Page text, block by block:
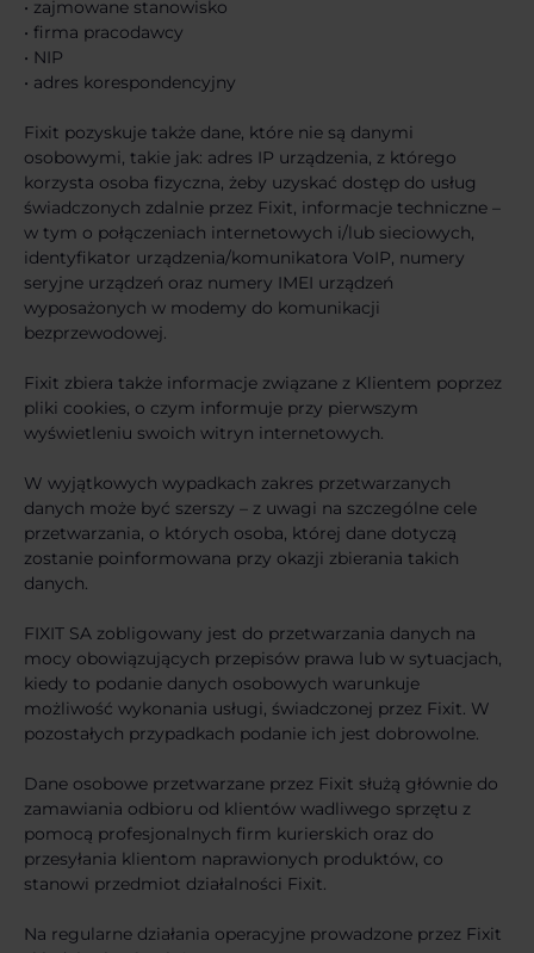
• zajmowane stanowisko
• firma pracodawcy
• NIP
• adres korespondencyjny
Fixit pozyskuje także dane, które nie są danymi
osobowymi, takie jak: adres IP urządzenia, z którego
korzysta osoba fizyczna, żeby uzyskać dostęp do usług
świadczonych zdalnie przez Fixit, informacje techniczne –
w tym o połączeniach internetowych i/lub sieciowych,
identyfikator urządzenia/komunikatora VoIP, numery
seryjne urządzeń oraz numery IMEI urządzeń
wyposażonych w modemy do komunikacji
bezprzewodowej.
Fixit zbiera także informacje związane z Klientem poprzez
pliki cookies, o czym informuje przy pierwszym
wyświetleniu swoich witryn internetowych.
W wyjątkowych wypadkach zakres przetwarzanych
danych może być szerszy – z uwagi na szczególne cele
przetwarzania, o których osoba, której dane dotyczą
zostanie poinformowana przy okazji zbierania takich
danych.
FIXIT SA zobligowany jest do przetwarzania danych na
mocy obowiązujących przepisów prawa lub w sytuacjach,
kiedy to podanie danych osobowych warunkuje
możliwość wykonania usługi, świadczonej przez Fixit. W
pozostałych przypadkach podanie ich jest dobrowolne.
Dane osobowe przetwarzane przez Fixit służą głównie do
zamawiania odbioru od klientów wadliwego sprzętu z
pomocą profesjonalnych firm kurierskich oraz do
przesyłania klientom naprawionych produktów, co
stanowi przedmiot działalności Fixit.
Na regularne działania operacyjne prowadzone przez Fixit